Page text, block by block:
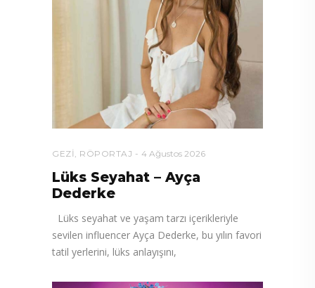
GEZI , RÖPORTAJ 4 Ağustos 2026
Lüks Seyahat – Ayça
Dederke
Lüks seyahat ve yaşam tarzı içerikleriyle
sevilen influencer Ayça Dederke, bu yılın favori
tatil yerlerini, lüks anlayışını,